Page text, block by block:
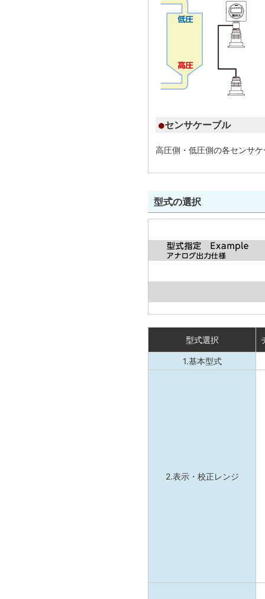
センサケーブル
高圧側・低圧側の各センサ
型式の選択
型式選択
1.基本型式
2.表示・校正レンジ